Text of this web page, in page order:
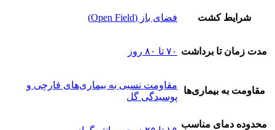
شرایط کشت فضای باز (Open Field)
مدت زمان تا برداشت ۷۰ تا ۸۰ روز
مقاومت به بیماری‌ها
مقاومت نسبی به بیماری‌های قارچی و
پوسیدگی گل
محدوده دمای مناسب